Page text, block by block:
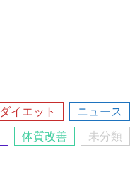
ダイエット ニュース
体質改善 未分類